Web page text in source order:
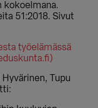
kokoelmana.
51:2018. Sivut
työelämässä
Tupu